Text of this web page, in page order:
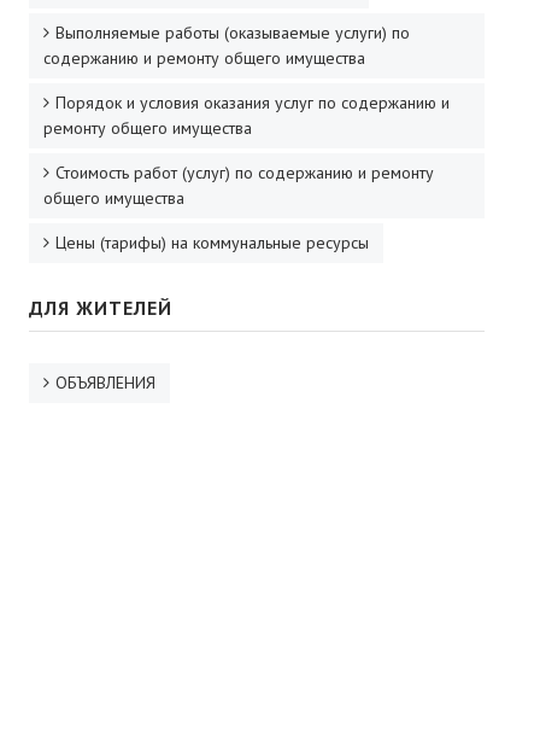
Выполняемые работы (оказываемые услуги) по
содержанию и ремонту общего имущества
Порядок и условия оказания услуг по содержанию и
ремонту общего имущества
Стоимость работ (услуг) по содержанию и ремонту
общего имущества
Цены (тарифы) на коммунальные ресурсы
ДЛЯ ЖИТЕЛЕЙ
ОБЪЯВЛЕНИЯ